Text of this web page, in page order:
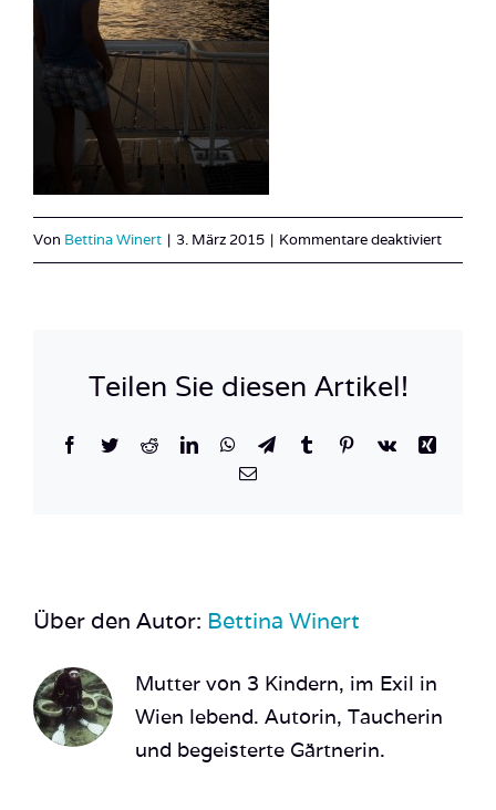
Von Bettina Winert | 3. März 2015 | Kommentare deaktiviertfür
Teilen Sie diesen Artikel!
Facebook
TwitterRedditLinkedInWhatsApp
TelegramTumblrPinterest
Vk
Xing
E-
Über den Autor: Bettina Winert
Mutter von 3 Kindern, im Exil in
Wien lebend. Autorin, Taucherin
und begeisterte Gärtnerin.